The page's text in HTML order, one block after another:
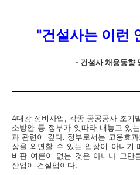
"건설사는 이런
- 건설사 채용동향
4대강 정비사업, 각종 공공공사 조기
소방안 등 정부가 잇따라 내놓고 있
과 관련이 깊다. 정부로서는 고용효
장을 외면할 수 있는 입장이 아니기
비판 여론이 없는 것은 아니나 그만
산업이 건설업이다.